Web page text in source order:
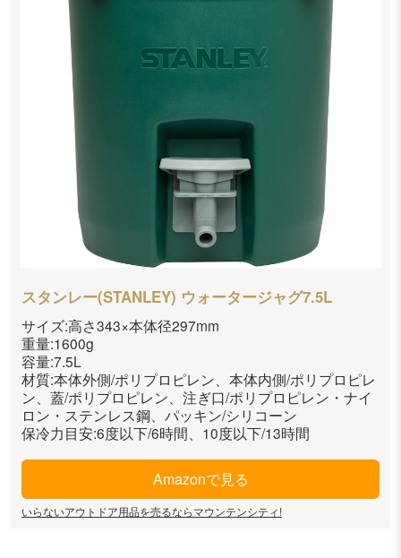
スタンレー(STANLEY) ウォータージャグ7.5L
サイズ:高さ343×本体径297mm
重量:1600g
容量:7.5L
材質:本体外側/ポリプロピレン、本体内側/ポリプロピレ
ン、蓋/ポリプロピレン、注ぎ口/ポリプロピレン・ナイ
ロン・ステンレス鋼、パッキン/シリコーン
保冷力目安:6度以下/6時間、10度以下/13時間
Amazonで見る
いらないアウトドア用品を売るならマウンテンシティ!